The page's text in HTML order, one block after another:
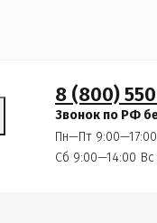
8 (800)
Звонок по РФ
Пн—Пт 9:00—17:00
Сб 9:00—14:00